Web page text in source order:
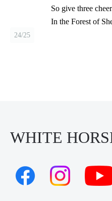
So give three
In the Forest of
24/25
WHITE